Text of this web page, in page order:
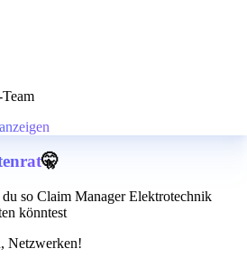
🤫
so Claim Manager Elektrotechnik
könntest
Netzwerken!